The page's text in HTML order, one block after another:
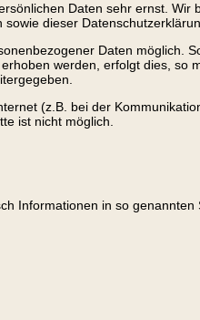
Daten sehr ernst.
dieser
Daten möglich.
werden, erfolgt dies, so
(z.B. bei der
ist nicht möglich.
Informationen in so